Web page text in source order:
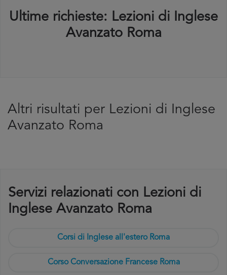
Ultime richieste: Lezioni di Inglese
Avanzato Roma
Altri risultati per Lezioni di Inglese
Avanzato Roma
Servizi relazionati con Lezioni di
Inglese Avanzato Roma
Corsi di Inglese all'estero Roma
Corso Conversazione Francese Roma